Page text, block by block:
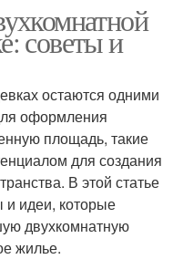
советы и
остаются одними
оформления
площадь, такие
для создания
В этой статье
идеи, которые
двухкомнатную
жилье.